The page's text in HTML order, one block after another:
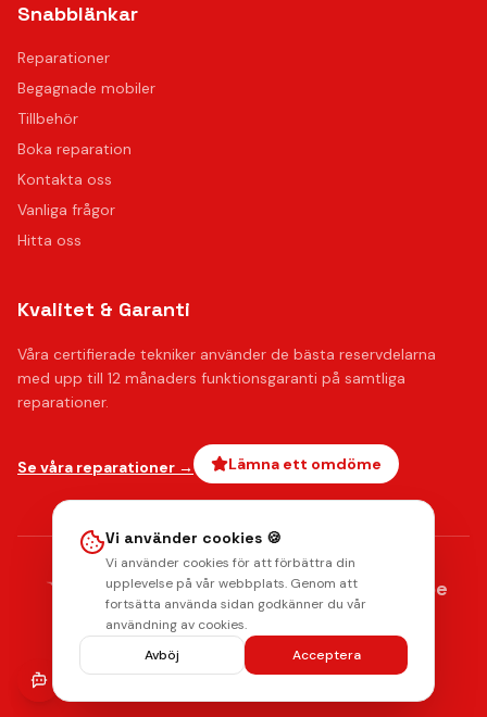
Snabblänkar
Reparationer
Begagnade mobiler
Tillbehör
Boka reparation
Kontakta oss
Vanliga frågor
Hitta oss
Kvalitet & Garanti
Våra certifierade tekniker använder de bästa reservdelarna
med upp till 12 månaders funktionsgaranti på samtliga
reparationer.
Se våra reparationer → Lämna ett omdöme
AMERICAN
EXPRESS Klarna. Payments by stripe
Integritetspolicy Radera data
© 2026 Mobilkliniken. Alla rättigheter förbehållna.
Vi använder cookies 🍪
Vi använder cookies för att förbättra din
upplevelse på vår webbplats. Genom att
fortsätta använda sidan godkänner du vår
användning av cookies.
Avböj
Acceptera